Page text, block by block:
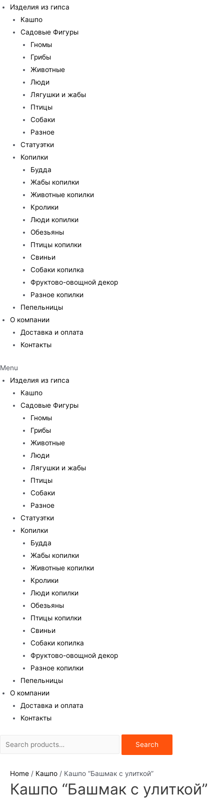
Изделия из гипса
Кашпо
Садовые Фигуры
Гномы
Грибы
Животные
Люди
Лягушки и жабы
Птицы
Собаки
Разное
Статуэтки
Копилки
Будда
Жабы копилки
Животные копилки
Кролики
Люди копилки
Обезьяны
Птицы копилки
Свиньи
Собаки копилка
Фруктово-овощной декор
Разное копилки
Пепельницы
О компании
Доставка и оплата
Контакты
Menu
Изделия из гипса
Кашпо
Садовые Фигуры
Гномы
Грибы
Животные
Люди
Лягушки и жабы
Птицы
Собаки
Разное
Статуэтки
Копилки
Будда
Жабы копилки
Животные копилки
Кролики
Люди копилки
Обезьяны
Птицы копилки
Свиньи
Собаки копилка
Фруктово-овощной декор
Разное копилки
Пепельницы
О компании
Доставка и оплата
Контакты
Search
Home / Кашпо / Кашпо “Башмак с улиткой”
Кашпо “Башмак с улиткой”